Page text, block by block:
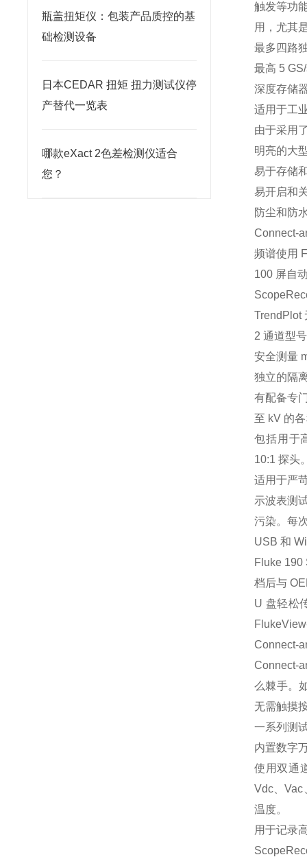
瓶盖扭矩仪：包装产品质控的基
础检测设备
日本CEDAR 扭矩 扭力测试仪停
产替代一览表
哪款eXact 2色差检测仪适合
您？
触发等功
用，尤其
最多四路
最高 5
深度存储
适用于工
由于采用
明亮的大
易于存储
易开启和
防尘和防
Connect-
频谱使用
100 屏自
TrendPlot
2 通道型
安全测量
独立的隔
有配备专
至 kV 的
包括用于
10:1 探头
适用于严
示波表测
污染。每
USB 和
Fluke 190
档后与
U 盘轻松
Connect-
Connect-
么棘手。
无需触摸
一系列测
内置数字
使用双通
Vdc、Vac
温度。
用于记录